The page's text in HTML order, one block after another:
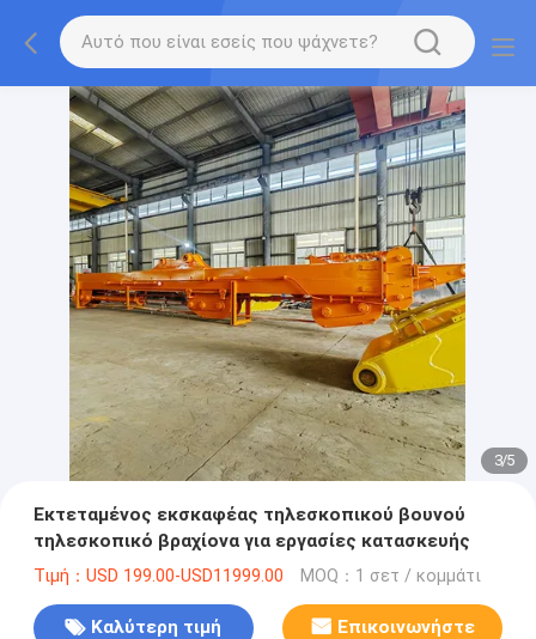
3/5
Εκτεταμένος εκσκαφέας τηλεσκοπικού βουνού
τηλεσκοπικό βραχίονα για εργασίες κατασκευής
Τιμή：USD 199.00-USD11999.00 MOQ：1 σετ / κομμάτι
Καλύτερη τιμή Επικοινωνήστε